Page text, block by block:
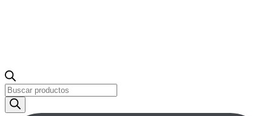
Búsqueda
de
productos